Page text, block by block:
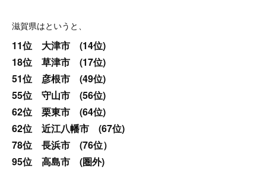
滋賀県はというと、
11位 大津市 (14位)
18位 草津市 (17位)
51位 彦根市 (49位)
55位 守山市 (56位)
62位 栗東市 (64位)
62位 近江八幡市 (67位)
78位 長浜市 (76位）
95位 高島市 (圏外)